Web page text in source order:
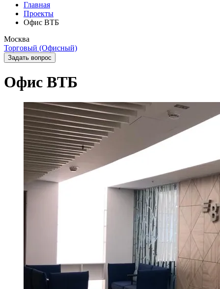
Главная
Проекты
Офис ВТБ
Москва
Торговый (Офисный)
Задать вопрос
Офис ВТБ